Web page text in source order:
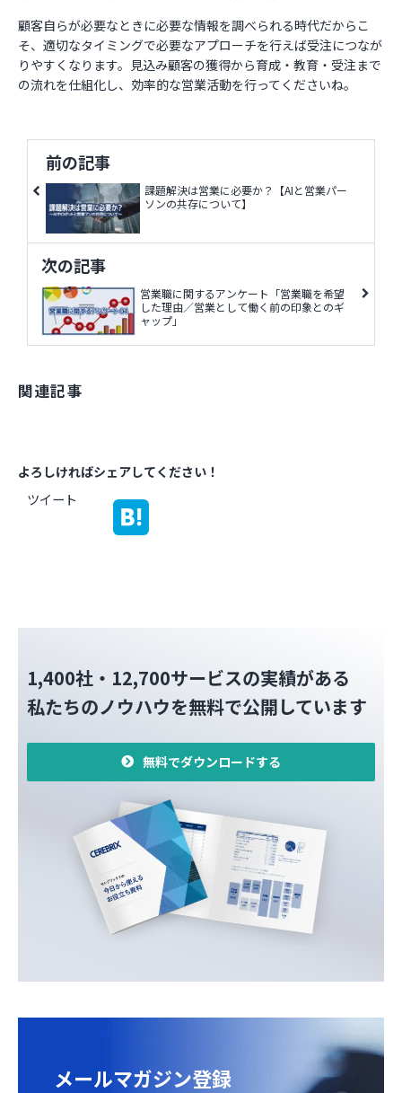
顧客自らが必要なときに必要な情報を調べられる時代だからこ
そ、適切なタイミングで必要なアプローチを行えば受注につなが
りやすくなります。見込み顧客の獲得から育成・教育・受注まで
の流れを仕組化し、効率的な営業活動を行ってくださいね。
前の記事
課題解決は営業に必要か？【AIと営業パー
ソンの共存について】
次の記事
営業職に関するアンケート「営業職を希望
した理由／営業として働く前の印象とのギ
ャップ」
関連記事
よろしければシェアしてください！
ツイート
1,400社・12,700サービスの実績がある
私たちのノウハウを無料で公開しています
無料でダウンロードする
メールマガジン登録